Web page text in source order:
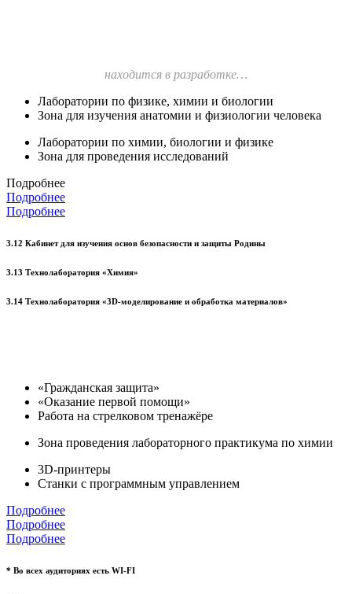
находится в разработке…
Лаборатории по физике, химии и биологии
Зона для изучения анатомии и физиологии человека
Лаборатории по химии, биологии и физике
Зона для проведения исследований
Подробнее
Подробнее
Подробнее
3.12 Кабинет для изучения основ безопасности и защиты Родины
3.13 Технолаборатория «Химия»
3.14 Технолаборатория «3D-моделирование и обработка материалов»
«Гражданская защита»
«Оказание первой помощи»
Работа на стрелковом тренажёре
Зона проведения лабораторного практикума по химии
3D-принтеры
Станки с программным управлением
Подробнее
Подробнее
Подробнее
* Во всех аудиториях есть WI-FI